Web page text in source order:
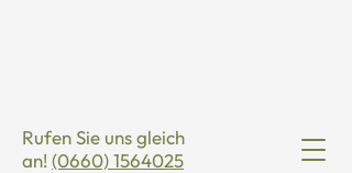
Rufen Sie uns gleich
an! (0660) 1564025